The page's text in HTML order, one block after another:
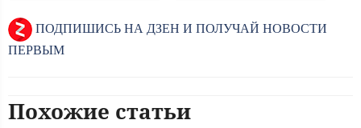
ПОДПИШИСЬ НА ДЗЕН И ПОЛУЧАЙ НОВОСТИ
ПЕРВЫМ
Похожие статьи